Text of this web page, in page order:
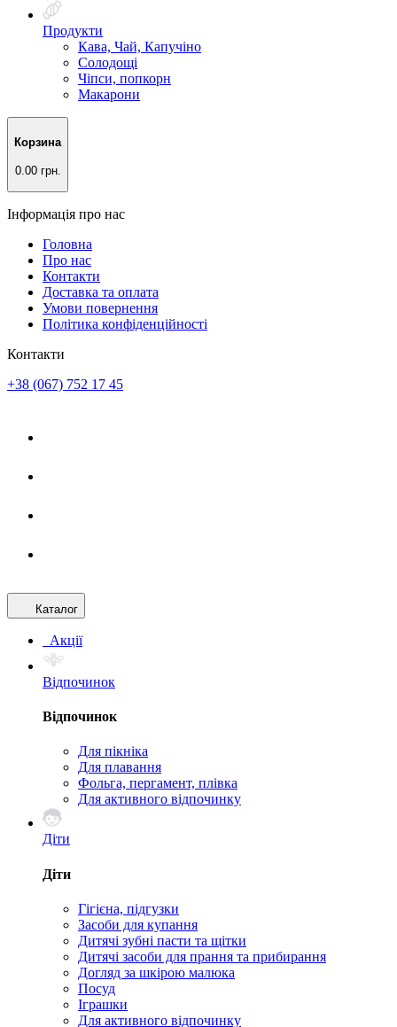
Продукти
Кава, Чай, Капучіно
Солодощі
Чіпси, попкорн
Макарони
Корзина
0.00 грн.
Інформація про нас
Головна
Про нас
Контакти
Доставка та оплата
Умови повернення
Політика конфіденційності
Контакти
+38 (067) 752 17 45
Каталог
Акції
Відпочинок
Відпочинок
Для пікніка
Для плавання
Фольга, пергамент, плівка
Для активного відпочинку
Діти
Діти
Гігієна, підгузки
Засоби для купання
Дитячі зубні пасти та щітки
Дитячі засоби для прання та прибирання
Догляд за шкірою малюка
Посуд
Іграшки
Для активного відпочинку